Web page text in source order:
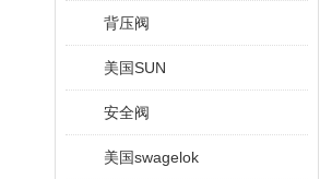
背压阀
美国SUN
安全阀
美国swagelok